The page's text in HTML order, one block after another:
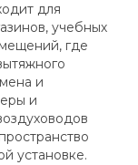
для
учебных
где
и
и
установке.